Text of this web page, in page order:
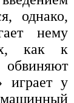
однако,
нему
как к
играет у